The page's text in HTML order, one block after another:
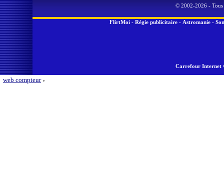
© 2002-2026 - Tous
FlirtMoi - Régie publicitaire - Astromanie -
Carrefour Internet
web compteur